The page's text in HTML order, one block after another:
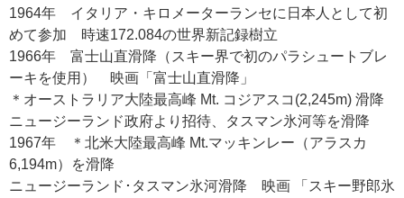
1964年 イタリア・キロメーターランセに日本人として初
めて参加 時速172.084の世界新記録樹立
1966年 富士山直滑降（スキー界で初のパラシュートブレ
ーキを使用） 映画「富士山直滑降」
＊オーストラリア大陸最高峰 Mt. コジアスコ(2,245m) 滑降
ニュージーランド政府より招待、タスマン氷河等を滑降
1967年 ＊北米大陸最高峰 Mt.マッキンレー（アラスカ
6,194m）を滑降
ニュージーランド･タスマン氷河滑降 映画 「スキー野郎氷